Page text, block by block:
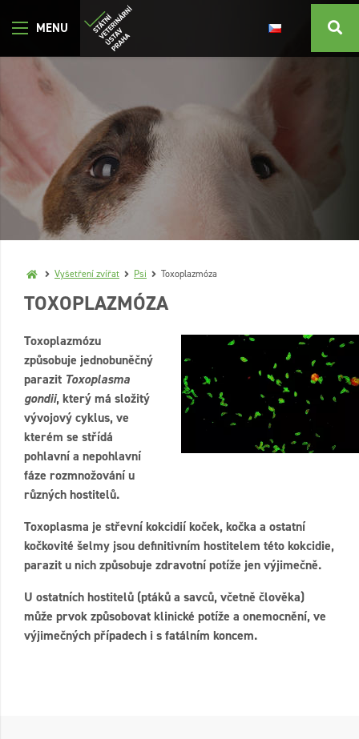
Vyšetření zvířat Psi Toxoplazmóza
TOXOPLAZMÓZA
Toxoplazmózu
způsobuje jednobuněčný
parazit Toxoplasma
gondii, který má složitý
vývojový cyklus, ve
kterém se střídá
pohlavní a nepohlavní
fáze rozmnožování u
různých hostitelů.
Toxoplasma je střevní kokcidií koček, kočka a ostatní
kočkovité šelmy jsou definitivním hostitelem této kokcidie,
parazit u nich způsobuje zdravotní potíže jen výjimečně.
U ostatních hostitelů (ptáků a savců, včetně člověka)
může prvok způsobovat klinické potíže a onemocnění, ve
výjimečných případech i s fatálním koncem.